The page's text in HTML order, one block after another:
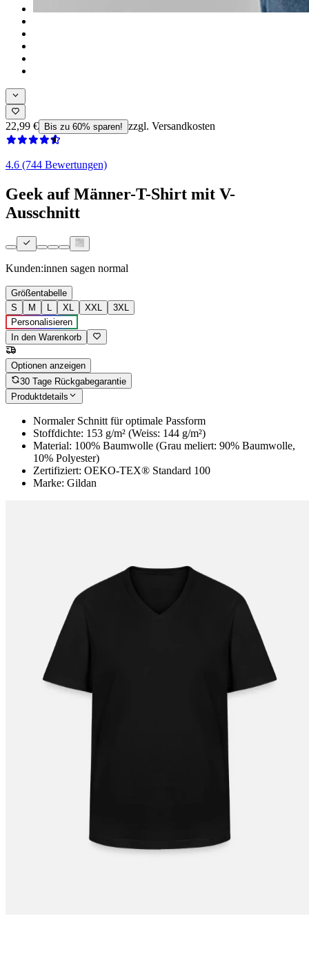
22,99 € Bis zu 60% sparen! zzgl. Versandkosten
4.6 (744 Bewertungen)
Geek auf Männer-T-Shirt mit V-
Ausschnitt
Kunden:innen sagen normal
Größentabelle
S
M L XL XXL
3XL
Personalisieren
In den Warenkorb
Optionen anzeigen
30 Tage Rückgabegarantie
Produktdetails
Normaler Schnitt für optimale Passform
Stoffdichte: 153 g/m² (Weiss: 144 g/m²)
Material: 100% Baumwolle (Grau meliert: 90% Baumwolle,
10% Polyester)
Zertifiziert: OEKO-TEX® Standard 100
Marke: Gildan